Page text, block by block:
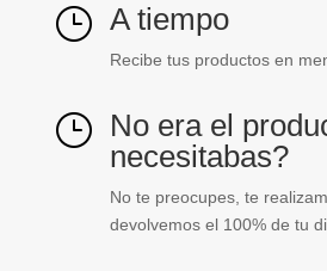
} A tiempo
Recibe tus productos en
} No era el
necesitabas?
No te preocupes, te
devolvemos el 100% de tu